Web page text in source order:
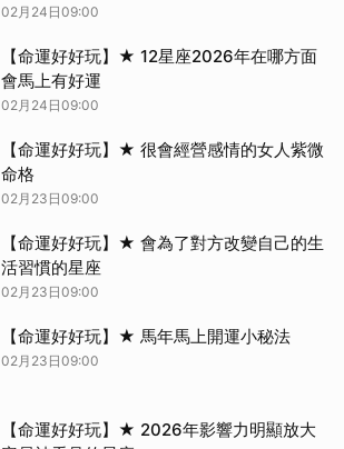
02月24日09:00
【命運好好玩】★ 12星座2026年在哪方面
會馬上有好運
02月24日09:00
【命運好好玩】★ 很會經營感情的女人紫微
命格
02月23日09:00
【命運好好玩】★ 會為了對方改變自己的生
活習慣的星座
02月23日09:00
【命運好好玩】★ 馬年馬上開運小秘法
02月23日09:00
【命運好好玩】★ 2026年影響力明顯放大